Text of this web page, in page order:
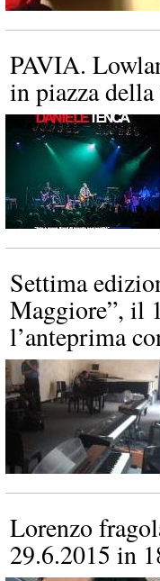
PAVIA.
in piazza
Settima
Maggiore”, il
l’anteprima
Lorenzo
29.6.2015 in